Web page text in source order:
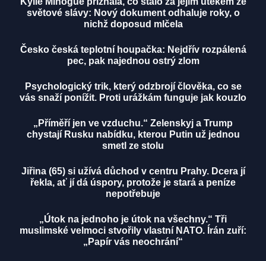
světové slávy: Nový dokument odhaluje roky, o
nichž doposud mlčela
Česko česká teplotní houpačka: Nejdřív rozpálená
pec, pak najednou ostrý zlom
Psychologický trik, který odzbrojí člověka, co se
vás snaží ponížit. Proti urážkám funguje jak kouzlo
„Příměří jen ve vzduchu.“ Zelenskyj a Trump
chystají Rusku nabídku, kterou Putin už jednou
smetl ze stolu
Jiřina (65) si užívá důchod v centru Prahy. Dcera jí
řekla, ať jí dá úspory, protože je stará a peníze
nepotřebuje
„Útok na jednoho je útok na všechny.“ Tři
muslimské velmoci stvořily vlastní NATO. Írán zuří:
„Papír vás neochrání“